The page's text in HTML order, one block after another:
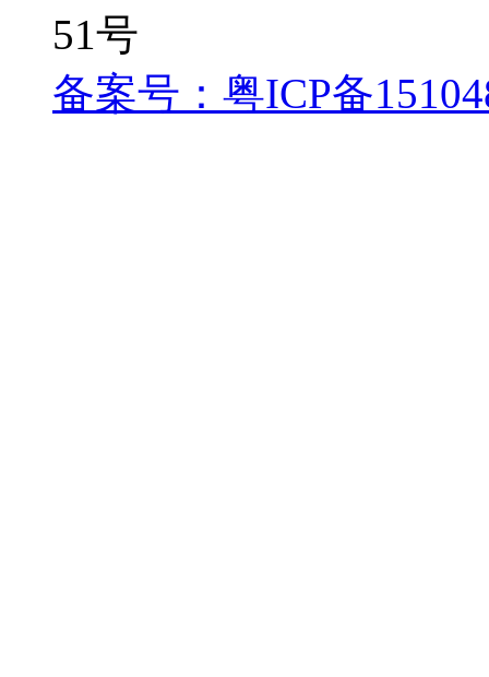
51号
备案号：粤ICP备